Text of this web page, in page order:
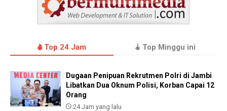
Top 24 Jam Top Minggu ini
Dugaan Penipuan Rekrutmen Polri di Jambi
Libatkan Dua Oknum Polisi, Korban Capai 12
Orang
24 Jam yang lalu